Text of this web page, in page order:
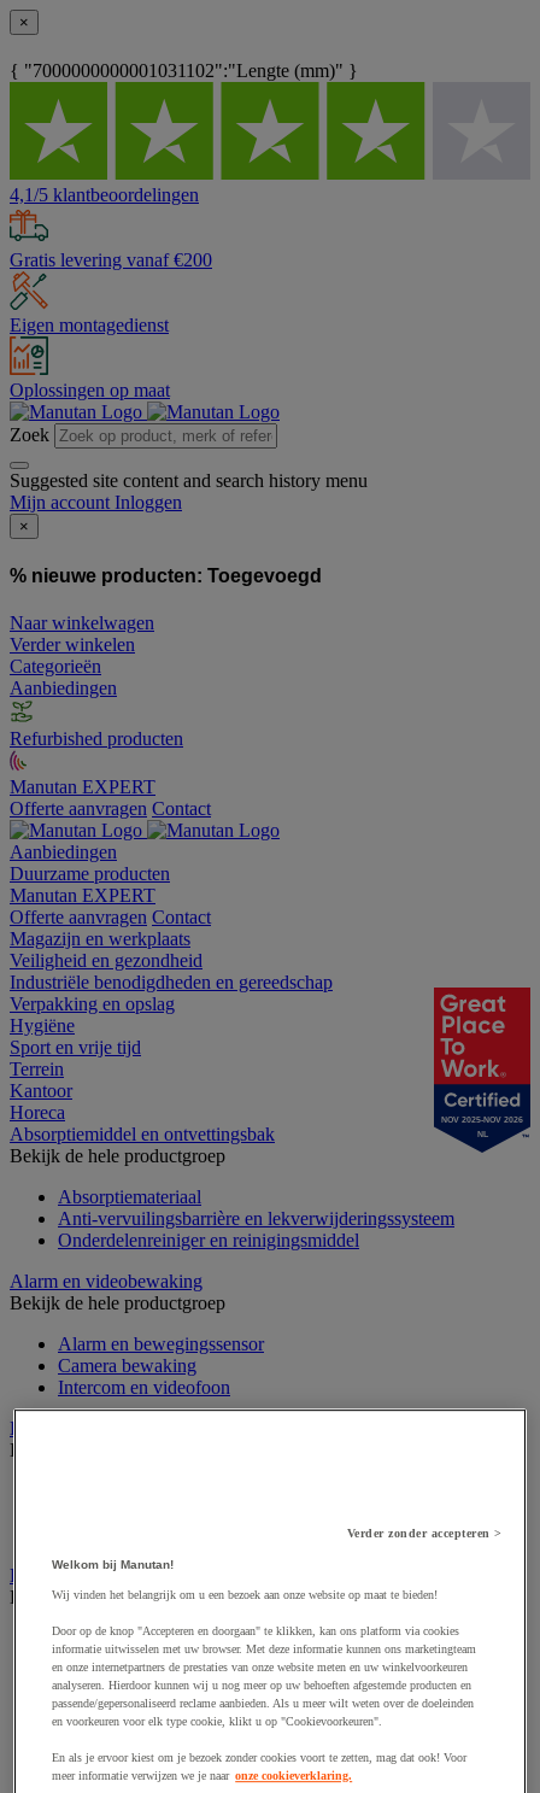
×
{ "7000000000001031102":"Lengte (mm)" }
4,1/5 klantbeoordelingen
Gratis levering vanaf €200
Eigen montagedienst
Oplossingen op maat
Zoek
Suggested site content and search history menu
Mijn account Inloggen
×
% nieuwe producten: Toegevoegd
Naar winkelwagen
Verder winkelen
Categorieën
Aanbiedingen
Refurbished producten
Manutan EXPERT
Offerte aanvragen Contact
Aanbiedingen
Duurzame producten
Manutan EXPERT
Offerte aanvragen Contact
Magazijn en werkplaats
Veiligheid en gezondheid
Industriële benodigdheden en gereedschap
Verpakking en opslag
Hygiëne
Sport en vrije tijd
Terrein
Kantoor
Horeca
Absorptiemiddel en ontvettingsbak
Bekijk de hele productgroep
Absorptiemateriaal
Anti-vervuilingsbarrière en lekverwijderingssysteem
Onderdelenreiniger en reinigingsmiddel
Alarm en videobewaking
Bekijk de hele productgroep
Alarm en bewegingssensor
Camera bewaking
Intercom en videofoon
Badge en prikklok
Bekijk de hele productgroep
Barrière- en beschermingspaal
Bekijk de hele productgroep
Afzetpaal met band
Afzetpaal met bord
Afzetpaal met ketting
Afzetpaal met koord
Beschermende afscherming
Modulaire afscherming
NOV 2025-NOV 2026
NL
Verder zonder accepteren >
Welkom bij Manutan!
Wij vinden het belangrijk om u een bezoek aan onze website op maat te bieden!
Door op de knop "Accepteren en doorgaan" te klikken, kan ons platform via cookies
informatie uitwisselen met uw browser. Met deze informatie kunnen ons marketingteam
en onze internetpartners de prestaties van onze website meten en uw winkelvoorkeuren
analyseren. Hierdoor kunnen wij u nog meer op uw behoeften afgestemde producten en
passende/gepersonaliseerd reclame aanbieden. Als u meer wilt weten over de doeleinden
en voorkeuren voor elk type cookie, klikt u op "Cookievoorkeuren".
En als je ervoor kiest om je bezoek zonder cookies voort te zetten, mag dat ook! Voor
meer informatie verwijzen we je naar onze cookieverklaring.